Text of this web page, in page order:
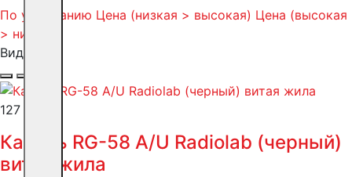
По умолчанию Цена (низкая > высокая) Цена (высокая
> низкая)
Вид:
127 ₽
Кабель RG-58 A/U Radiolab (черный)
витая жила